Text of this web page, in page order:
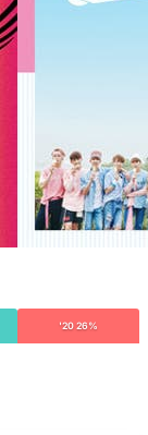
'20 26%